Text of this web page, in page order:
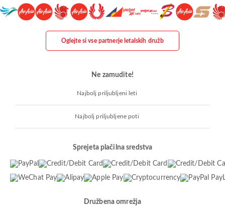
Oglejte si vse partnerje letalskih družb
Ne zamudite!
Najbolj priljubljeni leti
Najbolj priljubljene poti
Sprejeta plačilna sredstva
Družbena omrežja